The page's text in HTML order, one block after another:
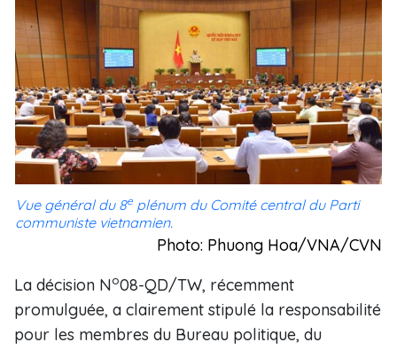
Vue général du 8e plénum du Comité central du Parti
communiste vietnamien.
Photo: Phuong Hoa/VNA/CVN
La décision No08-QD/TW, récemment
promulguée, a clairement stipulé la responsabilité
pour les membres du Bureau politique, du